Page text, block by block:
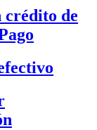
crédito de